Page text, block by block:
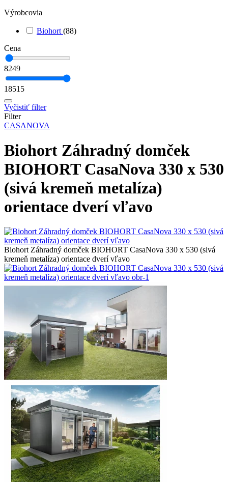
Výrobcovia
Biohort (88)
Cena
8249
18515
Vyčistiť filter
Filter
CASANOVA
Biohort Záhradný domček
BIOHORT CasaNova 330 x 530
(sivá kremeň metalíza)
orientace dverí vľavo
Biohort Záhradný domček BIOHORT CasaNova 330 x 530 (sivá
kremeň metalíza) orientace dverí vľavo